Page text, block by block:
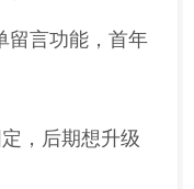
留言功能，首年
，后期想升级